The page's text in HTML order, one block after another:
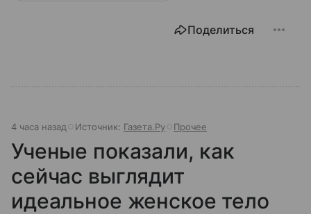
Поделиться
4 часа назад Источник: Газета.Ру Прочее
Ученые показали, как
сейчас выглядит
идеальное женское тело